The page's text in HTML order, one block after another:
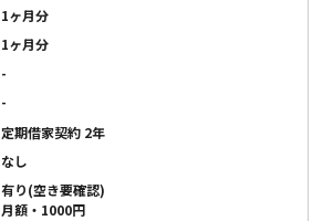
1ヶ月分
1ヶ月分
-
-
定期借家契約 2年
なし
有り(空き要確認)
月額・1000円